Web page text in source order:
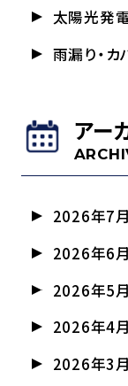
太陽光発
雨漏り・
アー
2026年7月
2026年6月
2026年5月
2026年4月
2026年3月